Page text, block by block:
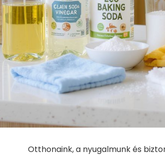
Otthonaink, a nyugalmunk és